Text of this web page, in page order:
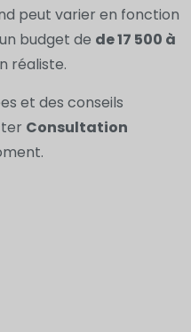
peut varier en fonction
budget de de 17 500 à
réaliste.
et des conseils
Consultation